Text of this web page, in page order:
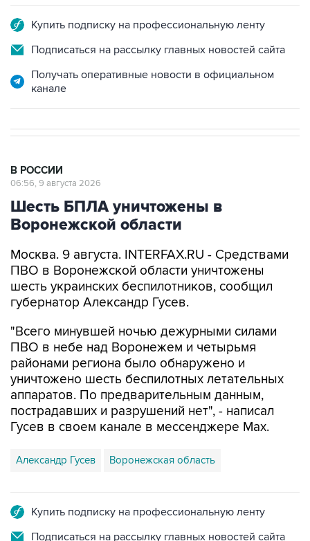
Подписаться на рассылку главных новостей сайта
Получать оперативные новости в официальном
Шесть БПЛА уничтожены в
Воронежской области
Москва. 9 августа. INTERFAX.RU - Средствами
шесть украинских беспилотников, сообщил
губернатор Александр Гусев.
"Всего минувшей ночью дежурными силами
районами региона было обнаружено и
уничтожено шесть беспилотных летательных
аппаратов. По предварительным данным,
пострадавших и разрушений нет", - написал
Гусев в своем канале в мессенджере Max.
Александр Гусев Воронежская область
Подписаться на рассылку главных новостей сайта
Получать оперативные новости в официальном